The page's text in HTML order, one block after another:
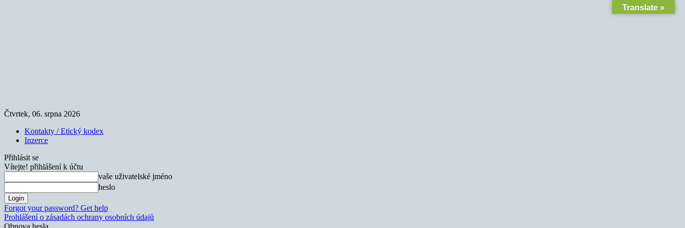
Čtvrtek, 06. srpna 2026
Kontakty / Etický kodex
Inzerce
Přihlásit se
Vítejte! přihlášení k účtu
vaše uživatelské jméno
heslo
Forgot your password? Get help
Prohlášení o zásadách ochrany osobních údajů
Obnova hesla
Translate »